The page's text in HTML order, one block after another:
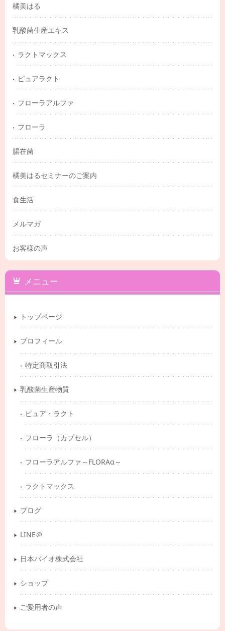
橘美はる
乳酸菌生産エキス
ラクトマックス
ピュアラクト
フローラアルファ
フローラ
腸在菌
橘美はるセミナーのご案内
食生活
メルマガ
お客様の声
メニュー
トップページ
プロフィール
特定商取引法
乳酸菌生産物質
ピュア・ラクト
フローラ（カプセル）
フローラアルファ～FLORAα～
ラクトマックス
ブログ
LINE＠
日本バイオ株式会社
ショップ
ご愛用者の声